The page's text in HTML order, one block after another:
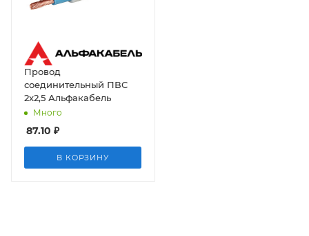
Провод
соединительный ПВС
2х2,5 Альфакабель
Много
87.10 ₽
В КОРЗИНУ